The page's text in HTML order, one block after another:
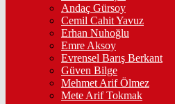
Andaç Gürsoy
Cemil Cahit Yavuz
Erhan Nuhoğlu
Emre Aksoy
Evrensel Barış Berkant
Güven Bilge
Mehmet Arif Ölmez
Mete Arif Tokmak